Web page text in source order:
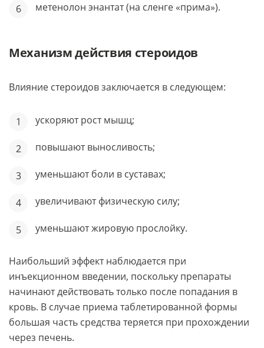
метенолон энантат (на сленге «прима»).
Механизм действия стероидов
Влияние стероидов заключается в следующем:
ускоряют рост мышц;
повышают выносливость;
уменьшают боли в суставах;
увеличивают физическую силу;
уменьшают жировую прослойку.
Наибольший эффект наблюдается при
инъекционном введении, поскольку препараты
начинают действовать только после попадания в
кровь. В случае приема таблетированной формы
большая часть средства теряется при прохождении
через печень.